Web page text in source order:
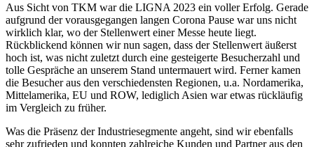
Aus Sicht von TKM war die LIGNA 2023 ein voller Erfolg. Gerade
aufgrund der vorausgegangen langen Corona Pause war uns nicht
wirklich klar, wo der Stellenwert einer Messe heute liegt.
Rückblickend können wir nun sagen, dass der Stellenwert äußerst
hoch ist, was nicht zuletzt durch eine gesteigerte Besucherzahl und
tolle Gespräche an unserem Stand untermauert wird. Ferner kamen
die Besucher aus den verschiedensten Regionen, u.a. Nordamerika,
Mittelamerika, EU und ROW, lediglich Asien war etwas rückläufig
im Vergleich zu früher.
Was die Präsenz der Industriesegmente angeht, sind wir ebenfalls
sehr zufrieden und konnten zahlreiche Kunden und Partner aus den